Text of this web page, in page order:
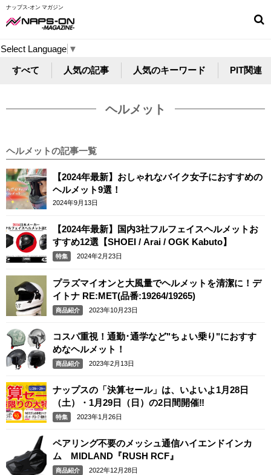
ナップス-オン マガジン
Select Language ▼
すべて 人気の記事 人気のキーワード PIT関連
ヘルメット
ヘルメットの記事一覧
【2024年最新】おしゃれなバイク女子におすすめの
ヘルメット9選！
2024年9月13日
【2024年最新】国内3社フルフェイスヘルメットお
すすめ12選【SHOEI / Arai / OGK Kabuto】
特集 2024年2月23日
プラズマイオンと大風量でヘルメットを清潔に！デ
イトナ RE:MET(品番:19264/19265)
商品紹介 2023年10月23日
コスパ重視！通勤･通学など"ちょい乗り"におすす
めなヘルメット！
商品紹介 2023年2月13日
ナップスの「決算セール」は、いよいよ1月28日
（土）・1月29日（日）の2日間開催‼
特集 2023年1月26日
ペアリング不要のメッシュ通信ハイエンドインカ
ム MIDLAND『RUSH RCF』
商品紹介 2022年12月28日